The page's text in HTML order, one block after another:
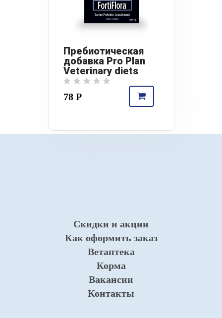
Пребиотическая
добавка Pro Plan
Veterinary diets
Forti Flora® Для
собак и щенков
78 Р
Скидки и акции
Как оформить заказ
Ветаптека
Корма
Вакансии
Контакты